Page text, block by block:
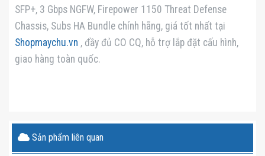
SFP+, 3 Gbps NGFW, Firepower 1150 Threat Defense
Chassis, Subs HA Bundle chính hãng, giá tốt nhất tại
Shopmaychu.vn , đầy đủ CO CQ, hỗ trợ lắp đặt cấu hình,
giao hàng toàn quốc.
Sản phẩm liên quan